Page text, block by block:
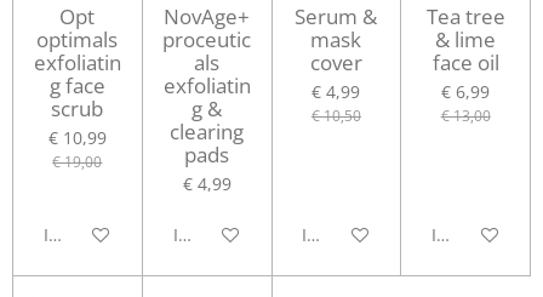
Opt
optimals
exfoliatin
g face
scrub
€ 10,99
€ 19,00
In winkelwagen
NovAge+
proceutic
als
exfoliatin
g &
clearing
pads
€ 4,99
In winkelwagen
Serum &
mask
cover
€ 4,99
€ 10,50
In winkelwagen
Tea tree
& lime
face oil
€ 6,99
€ 13,00
In